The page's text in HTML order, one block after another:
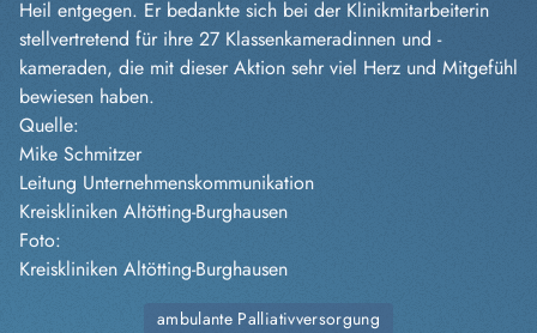
Heil entgegen. Er bedankte sich bei der Klinikmitarbeiterin
stellvertretend für ihre 27 Klassenkameradinnen und -
kameraden, die mit dieser Aktion sehr viel Herz und Mitgefühl
bewiesen haben.
Quelle:
Mike Schmitzer
Leitung Unternehmenskommunikation
Kreiskliniken Altötting-Burghausen
Foto:
Kreiskliniken Altötting-Burghausen
ambulante Palliativversorgung